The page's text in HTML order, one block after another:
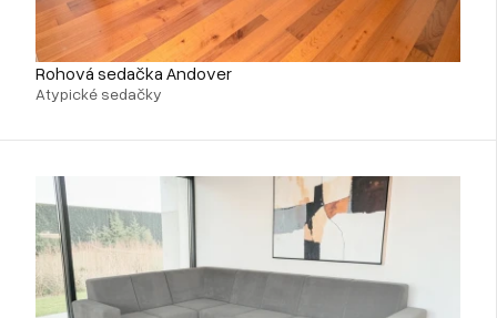
Rohová sedačka Andover
Atypické sedačky